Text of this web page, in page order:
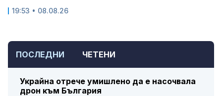
ПОСЛЕДНИ ЧЕТЕНИ
Украйна отрече умишлено да е насочвала
дрон към България
19:53 • 08.08.26